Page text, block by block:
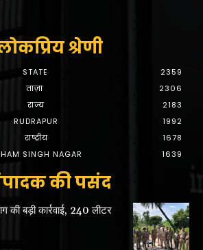
श्रेणी
STATE
2359
ताज़ा
2306
राज्य
2183
RUDRAPUR
1992
राष्ट्रीय
1678
SINGH NAGAR
1639
की पसंद
की बड़ी कार्रवाई, 240 लीटर